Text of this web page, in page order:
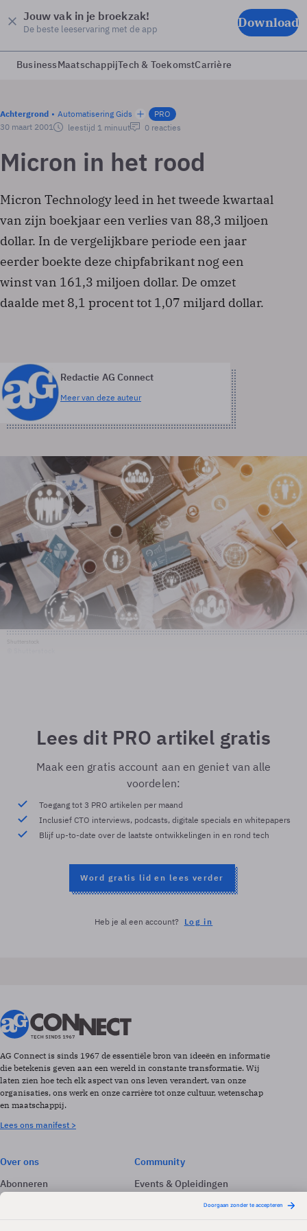
Jouw vak in je broekzak!
De beste leeservaring met de app Download
BusinessMaatschappijTech & ToekomstCarrière
Achtergrond Automatisering Gids
PRO
30 maart 2001
leestijd 1 minuut 0 reacties
Micron in het rood
Micron Technology leed in het tweede kwartaal
van zijn boekjaar een verlies van 88,3 miljoen
dollar. In de vergelijkbare periode een jaar
eerder boekte deze chipfabrikant nog een
winst van 161,3 miljoen dollar. De omzet
daalde met 8,1 procent tot 1,07 miljard dollar.
Redactie AG Connect
Meer van deze auteur
Lees dit PRO artikel gratis
Maak een gratis account aan en geniet van alle
voordelen:
Toegang tot 3 PRO artikelen per maand
Inclusief CTO interviews, podcasts, digitale specials en whitepapers
Blijf up-to-date over de laatste ontwikkelingen in en rond tech
Word gratis lid en lees verder
Heb je al een account? Log in
AG Connect is sinds 1967 de essentiële bron van ideeën en informatie
die betekenis geven aan een wereld in constante transformatie. Wij
laten zien hoe tech elk aspect van ons leven verandert, van onze
organisaties, ons werk en onze carrière tot onze cultuur, wetenschap
en maatschappij.
Lees ons manifest >
Over ons
Abonneren
Adverteren
Community
Events & Opleidingen